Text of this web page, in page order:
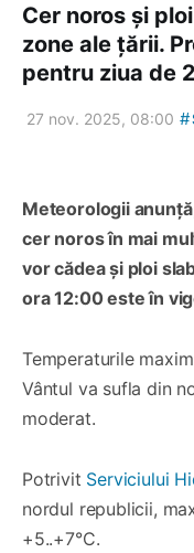
Cer noros și
zone ale țării.
pentru ziua de
27 nov. 2025, 08:00 #
Meteorologii
cer noros în mai
vor cădea și ploi
ora 12:00 este în
Temperaturile
Vântul va sufla din
moderat.
Potrivit Serviciului
nordul republicii,
+5..+7°C.